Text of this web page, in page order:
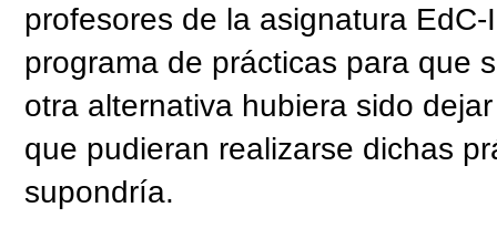
profesores de la asignatura
programa de prácticas para que
otra alternativa hubiera sido
que pudieran realizarse dichas
supondría.